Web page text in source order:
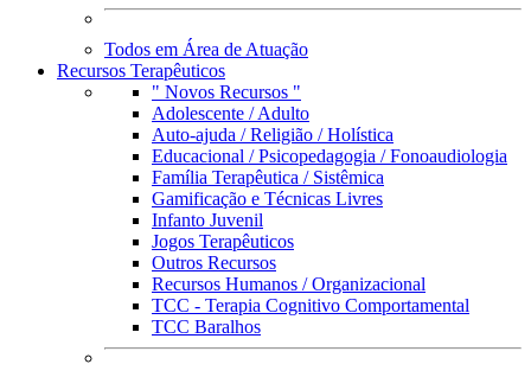
Todos em Área de Atuação
Recursos Terapêuticos
" Novos Recursos "
Adolescente / Adulto
Auto-ajuda / Religião / Holística
Educacional / Psicopedagogia / Fonoaudiologia
Família Terapêutica / Sistêmica
Gamificação e Técnicas Livres
Infanto Juvenil
Jogos Terapêuticos
Outros Recursos
Recursos Humanos / Organizacional
TCC - Terapia Cognitivo Comportamental
TCC Baralhos